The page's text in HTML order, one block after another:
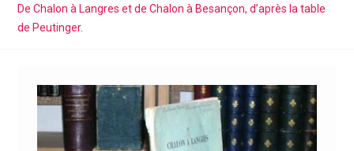
De Chalon à Langres et de Chalon à Besançon, d’après la table
de Peutinger.